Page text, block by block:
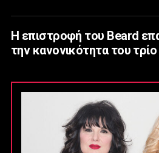
Η επιστροφή του Beard
την κανονικότητα του